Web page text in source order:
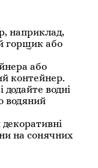
наприклад,
горщик або
або
контейнер.
водні
водяний
на сонячних